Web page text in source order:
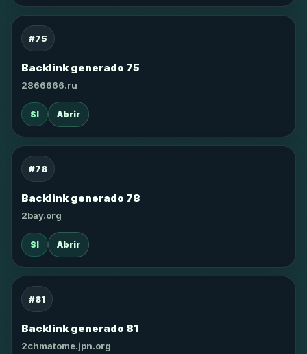
#75
Backlink generado 75
2866666.ru
SI Abrir
#78
Backlink generado 78
2bay.org
SI Abrir
#81
Backlink generado 81
2chmatome.jpn.org